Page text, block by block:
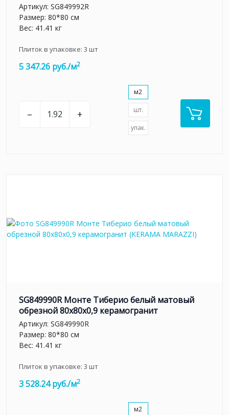
Артикул: SG849992R
Размер: 80*80 см
Вес: 41.41 кг
Плиток в упаковке: 3 шт
5 347.26 руб./м2
– +
м2
шт.
упак.
SG849990R Монте Тиберио белый матовый
обрезной 80x80x0,9 керамогранит
Артикул: SG849990R
Размер: 80*80 см
Вес: 41.41 кг
Плиток в упаковке: 3 шт
3 528.24 руб./м2
м2